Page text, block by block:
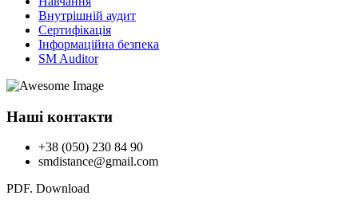
Внутрішній аудит
Сертифікація
Інформаційна безпека
SM Auditor
Наші контакти
+38 (050) 230 84 90
smdistance@gmail.com
PDF. Download